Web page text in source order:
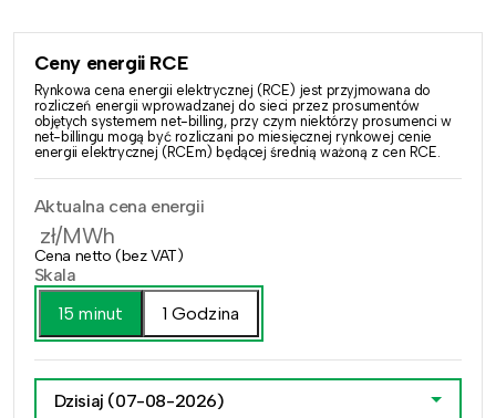
Ceny energii RCE
Rynkowa cena energii elektrycznej (RCE) jest przyjmowana do
rozliczeń energii wprowadzanej do sieci przez prosumentów
objętych systemem net-billing, przy czym niektórzy prosumenci w
net-billingu mogą być rozliczani po miesięcznej rynkowej cenie
energii elektrycznej (RCEm) będącej średnią ważoną z cen RCE.
Aktualna cena energii
zł/MWh
Cena netto (bez VAT)
Skala
15 minut
1 Godzina
Dzisiaj (07-08-2026)